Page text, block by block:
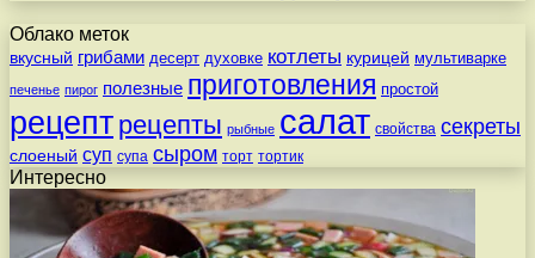
Облако меток
вкусный грибами десерт духовке котлеты курицей мультиварке
печенье пирог полезные приготовления простой
рецепт рецепты рыбные салат свойства секреты
слоеный суп супа сыром торт тортик
Интересно